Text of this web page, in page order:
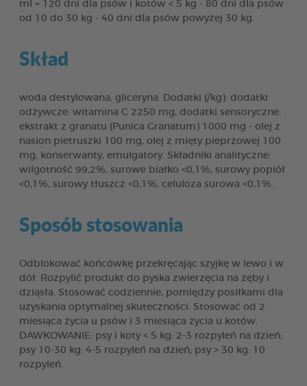
ml = 120 dni dla psów i kotów < 5 kg - 80 dni dla psów
od 10 do 30 kg - 40 dni dla psów powyżej 30 kg.
Skład
woda destylowana, gliceryna. Dodatki (/kg): dodatki
odżywcze: witamina C 2250 mg, dodatki sensoryczne:
ekstrakt z granatu (Punica Granatum) 1000 mg - olej z
nasion pietruszki 100 mg, olej z mięty pieprzowej 100
mg, konserwanty, emulgatory. Składniki analityczne:
wilgotność 99,2%, surowe białko <0,1%, surowy popiół
<0,1%, surowy tłuszcz <0,1%, celuloza surowa <0,1%.
Sposób stosowania
Odblokować końcówkę przekręcając szyjkę w lewo i w
dół. Rozpylić produkt do pyska zwierzęcia na zęby i
dziąsła. Stosować codziennie, pomiędzy posiłkami dla
uzyskania optymalnej skuteczności. Stosować od 2
miesiąca życia u psów i 3 miesiąca życia u kotów. ·
DAWKOWANIE: psy i koty < 5 kg: 2-3 rozpyleń na dzień;
psy 10-30 kg: 4-5 rozpyleń na dzień; psy > 30 kg: 10
rozpyleń.